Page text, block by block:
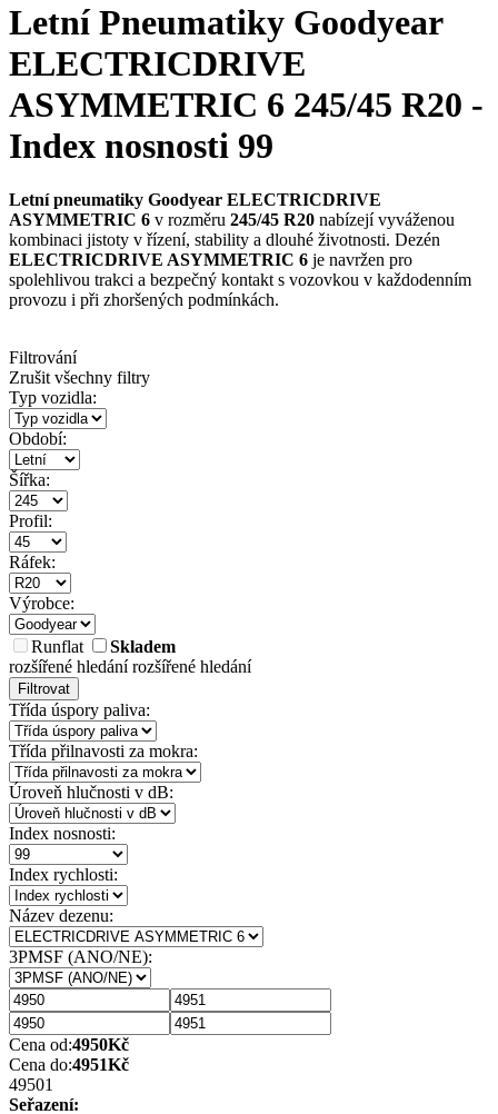
Letní Pneumatiky Goodyear
ELECTRICDRIVE
ASYMMETRIC 6 245/45 R20 -
Index nosnosti 99
Letní pneumatiky Goodyear ELECTRICDRIVE
ASYMMETRIC 6 v rozměru 245/45 R20 nabízejí vyváženou
kombinaci jistoty v řízení, stability a dlouhé životnosti. Dezén
ELECTRICDRIVE ASYMMETRIC 6 je navržen pro
spolehlivou trakci a bezpečný kontakt s vozovkou v každodenním
provozu i při zhoršených podmínkách.
Filtrování
Zrušit všechny filtry
Typ vozidla:
Období:
Šířka:
Profil:
Ráfek:
Výrobce:
Runflat
Skladem
rozšířené hledánírozšířené hledání
Filtrovat
Třída úspory paliva:
Třída přilnavosti za mokra:
Úroveň hlučnosti v dB:
Index nosnosti:
Index rychlosti:
Název dezenu:
3PMSF (ANO/NE):
Cena od:4950Kč
Cena do:4951Kč
49501
Seřazení: